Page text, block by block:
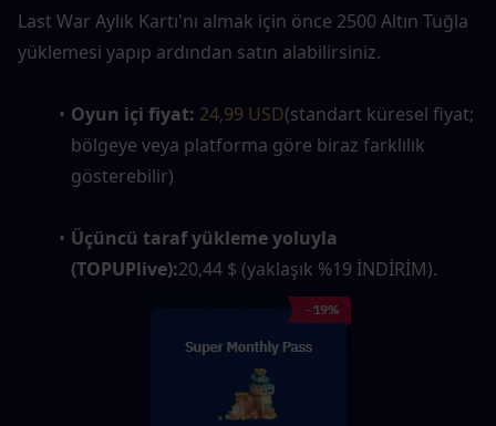
Last War Aylık Kartı'nı almak için önce 2500 Altın Tuğla
yüklemesi yapıp ardından satın alabilirsiniz.
Oyun içi fiyat: 24,99 USD(standart küresel fiyat;
bölgeye veya platforma göre biraz farklılık
gösterebilir)
Üçüncü taraf yükleme yoluyla
(TOPUPlive):20,44 $ (yaklaşık %19 İNDİRİM).